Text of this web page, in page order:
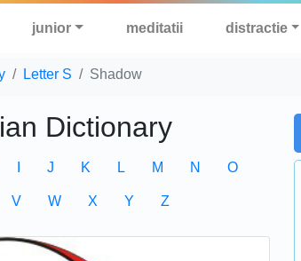
junior meditatii distractie
Letter S Shadow
Dictionary
J K L M N O
V W X Y Z